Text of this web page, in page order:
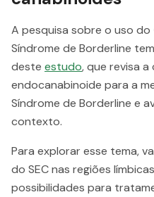
A pesquisa sobre o uso do
Síndrome de Borderline
deste estudo, que revisa
endocanabinoide para a
Síndrome de Borderline e
contexto.
Para explorar esse tema,
do SEC nas regiões
possibilidades para